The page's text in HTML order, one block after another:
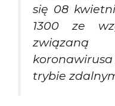
się 08
1300 ze
trybie